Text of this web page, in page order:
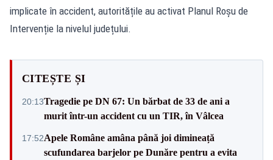
implicate în accident, autoritățile au activat Planul Roșu de
Intervenție la nivelul județului.
CITEȘTE ȘI
20:13Tragedie pe DN 67: Un bărbat de 33 de ani a
murit într-un accident cu un TIR, în Vâlcea
17:52Apele Române amâna până joi dimineață
scufundarea barjelor pe Dunăre pentru a evita